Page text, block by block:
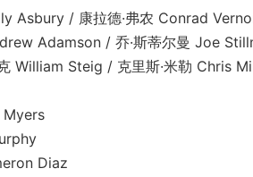
/ 康拉德·弗农 Conrad
/ 乔·斯蒂尔曼 Joe
William Steig / 克里斯·米勒 Chris
Diaz